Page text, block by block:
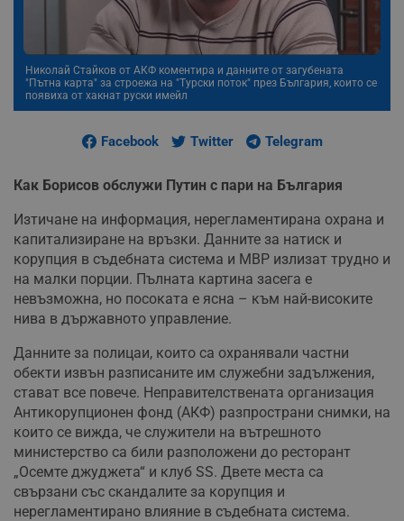
Николай Стайков от АКФ коментира и данните от загубената
"Пътна карта" за строежа на "Турски поток" през България, които се
появиха от хакнат руски имейл
Facebook Twitter Telegram
Как Борисов обслужи Путин с пари на България​
Изтичане на информация, нерегламентирана охрана и
капитализиране на връзки. Данните за натиск и
корупция в съдебната система и МВР излизат трудно и
на малки порции. Пълната картина засега е
невъзможна, но посоката е ясна – към най-високите
нива в държавното управление.
Данните за полицаи, които са охранявали частни
обекти извън разписаните им служебни задължения,
стават все повече. Неправителствената организация
Антикорупционен фонд (АКФ) разпространи снимки, на
които се вижда, че служители на вътрешното
министерство са били разположени до ресторант
„Осемте джуджета“ и клуб SS. Двете места са
свързани със скандалите за корупция и
нерегламентирано влияние в съдебната система.